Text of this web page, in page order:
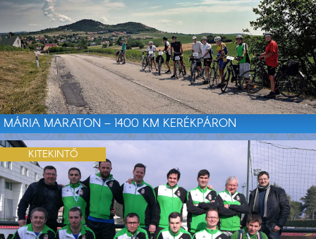
MÁRIA MARATON – 1400 KM KERÉKPÁRON
KITEKINTŐ